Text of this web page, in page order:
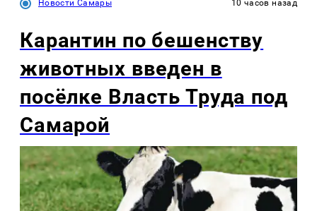
Новости Самары 10 часов назад
Карантин по бешенству
животных введен в
посёлке Власть Труда под
Самарой